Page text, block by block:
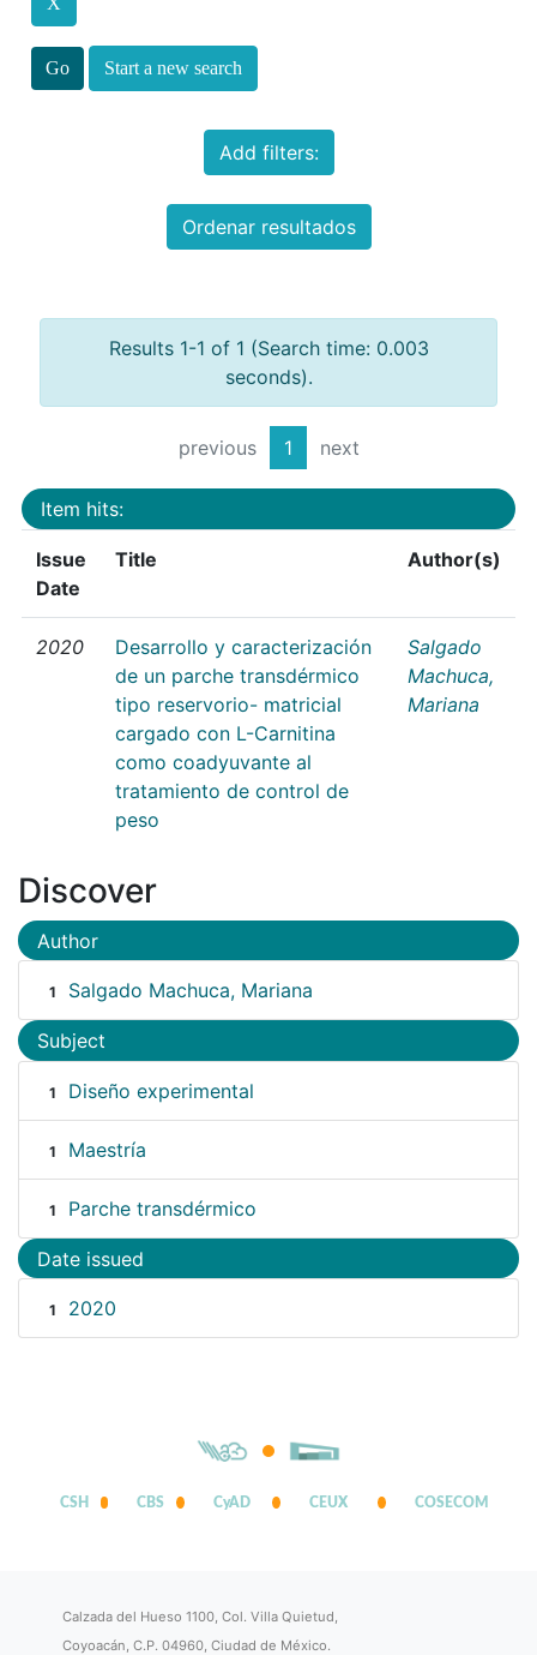
Start a new search
Add filters:
Ordenar resultados
Results 1-1 of 1 (Search time: 0.003
seconds).
previous 1 next
Item hits:
Issue
Date
Title Author(s)
2020
Desarrollo y caracterización
de un parche transdérmico
tipo reservorio- matricial
cargado con L-Carnitina
como coadyuvante al
tratamiento de control de
peso
Salgado
Machuca,
Mariana
Discover
Author
1 Salgado Machuca, Mariana
Subject
1 Diseño experimental
1 Maestría
1 Parche transdérmico
Date issued
1 2020
CSH CBS CyAD CEUX COSECOM
Calzada del Hueso 1100, Col. Villa Quietud,
Coyoacán, C.P. 04960, Ciudad de México.